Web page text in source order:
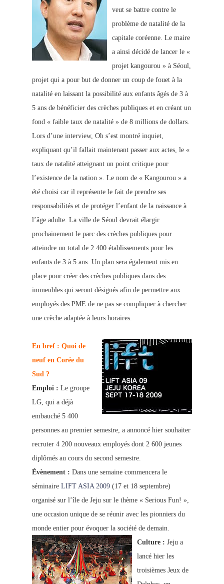
veut se battre contre le
problème de natalité de la
capitale coréenne. Le maire
a ainsi décidé de lancer le «
projet kangourou » à Séoul,
projet qui a pour but de donner un coup de fouet à la
natalité en laissant la possibilité aux enfants âgés de 3 à
5 ans de bénéficier des crèches publiques et en créant un
fond « faible taux de natalité » de 8 millions de dollars.
Lors d’une interview, Oh s’est montré inquiet,
expliquant qu’il fallait maintenant passer aux actes, le «
taux de natalité atteignant un point critique pour
l’existence de la nation ». Le nom de « Kangourou » a
été choisi car il représente le fait de prendre ses
responsabilités et de protéger l’enfant de la naissance à
l’âge adulte. La ville de Séoul devrait élargir
prochainement le parc des crèches publiques pour
atteindre un total de 2 400 établissements pour les
enfants de 3 à 5 ans. Un plan sera également mis en
place pour créer des crèches publiques dans des
immeubles qui seront désignés afin de permettre aux
employés des PME de ne pas se compliquer à chercher
une crèche adaptée à leurs horaires.
En bref : Quoi de
neuf en Corée du
Sud ?
Emploi : Le groupe
LG, qui a déjà
embauché 5 400
personnes au premier semestre, a annoncé hier souhaiter
recruter 4 200 nouveaux employés dont 2 600 jeunes
diplômés au cours du second semestre.
Évènement : Dans une semaine commencera le
séminaire LIFT ASIA 2009 (17 et 18 septembre)
organisé sur l’île de Jeju sur le thème « Serious Fun! »,
une occasion unique de se réunir avec les pionniers du
monde entier pour évoquer la société de demain.
Culture : Jeju a
lancé hier les
troisièmes Jeux de